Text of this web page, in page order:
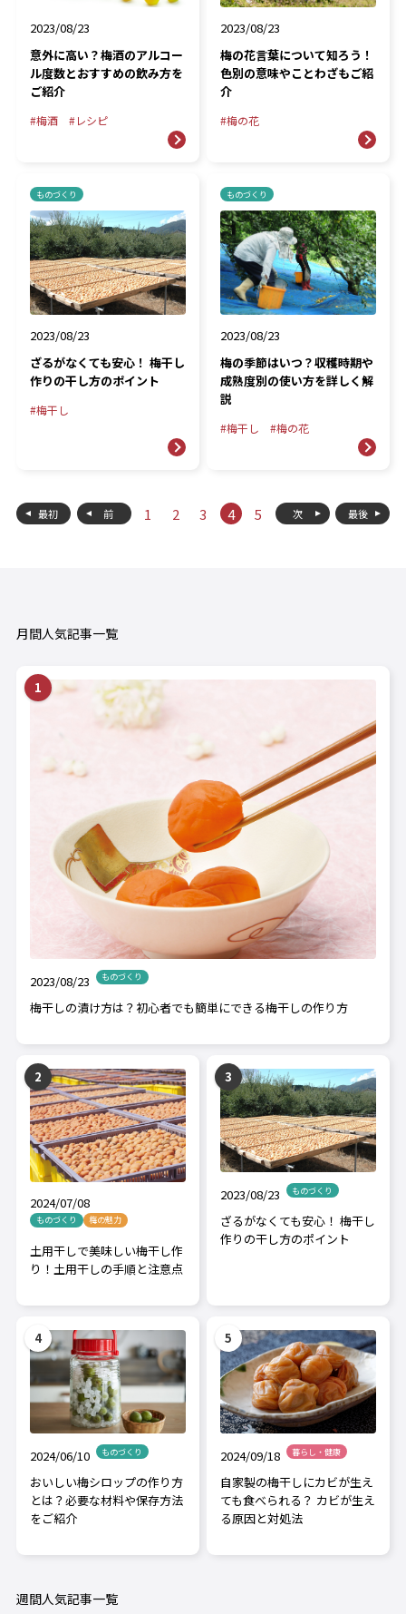
2023/08/23
意外に高い？梅酒のアルコー
ル度数とおすすめの飲み方を
ご紹介
梅酒 レシピ
2023/08/23
梅の花言葉について知ろう！
色別の意味やことわざもご紹
介
梅の花
ものづくり
2023/08/23
ざるがなくても安心！ 梅干し
作りの干し方のポイント
梅干し
ものづくり
2023/08/23
梅の季節はいつ？収穫時期や
成熟度別の使い方を詳しく解
説
梅干し 梅の花
最初 前 1 2 3 4 5 次 最後
月間人気記事一覧
2023/08/23 ものづくり
梅干しの漬け方は？初心者でも簡単にできる梅干しの作り方
2024/07/08
ものづくり 梅の魅力
土用干しで美味しい梅干し作
り！土用干しの手順と注意点
2023/08/23 ものづくり
ざるがなくても安心！ 梅干し
作りの干し方のポイント
2024/06/10 ものづくり
おいしい梅シロップの作り方
とは？必要な材料や保存方法
をご紹介
2024/09/18 暮らし・健康
自家製の梅干しにカビが生え
ても食べられる？ カビが生え
る原因と対処法
週間人気記事一覧